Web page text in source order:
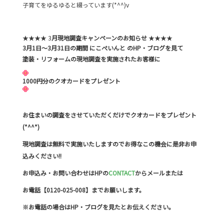
子育てをゆるゆると綴っています(*^^)v
★★★★ 3月現地調査キャンペーンのお知らせ★★★★
3月1日～3月31日の期間 にこぺいんと のHP・ブログを見て
塗装・リフォームの現地調査を実施されたお客様に
1000円分のクオカードをプレゼント
お住まいの調査をさせていただくだけでクオカードをプレゼント
(*^^*)
現地調査は無料で実施いたしますのでお得なこの機会に是非お申
込みください!!
お申込み・お問い合わせはHPのCONTACTからメールまたは
お電話【0120-025-008】までお願いします。
※お電話の場合はHP・ブログを見たとお伝えください。